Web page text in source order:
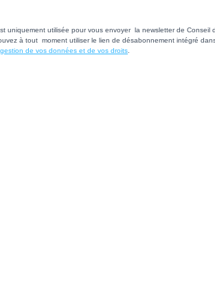
uniquement utilisée pour vous envoyer la newsletter de Conseil
à tout moment utiliser le lien de désabonnement intégré
de vos données et de vos droits